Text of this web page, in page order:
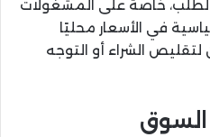
الطلب، خاصة على المشغولات
في الأسعار محليًا
الشراء أو التوجه
السوق